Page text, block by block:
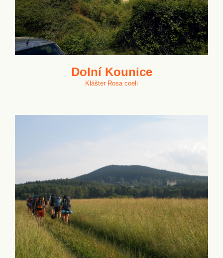
Dolní Kounice
Klášter Rosa coeli